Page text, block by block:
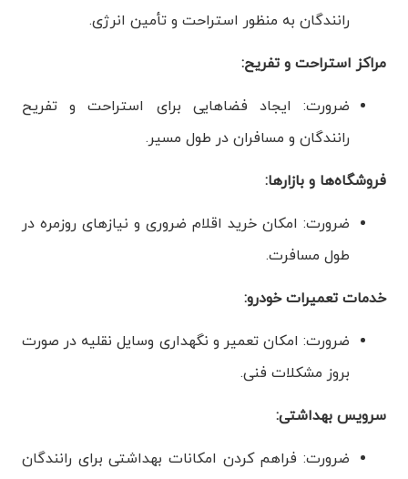
رانندگان به منظور استراحت و تأمین انرژی.
مراکز استراحت و تفریح:
ضرورت: ایجاد فضاهایی برای استراحت و تفریح
رانندگان و مسافران در طول مسیر.
فروشگاه‌ها و بازارها:
ضرورت: امکان خرید اقلام ضروری و نیازهای روزمره در
طول مسافرت.
خدمات تعمیرات خودرو:
ضرورت: امکان تعمیر و نگهداری وسایل نقلیه در صورت
بروز مشکلات فنی.
سرویس بهداشتی:
ضرورت: فراهم کردن امکانات بهداشتی برای رانندگان